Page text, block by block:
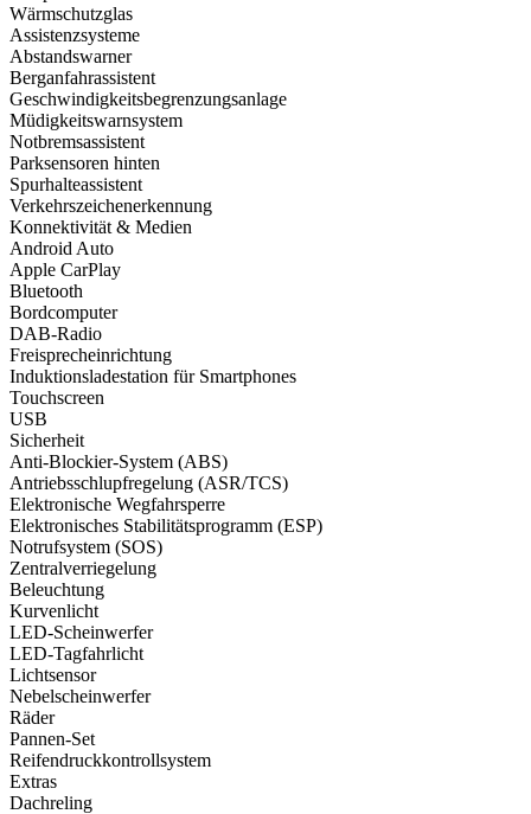
Wärmschutzglas
Assistenzsysteme
Abstandswarner
Berganfahrassistent
Geschwindigkeits­begrenzungsanlage
Müdigkeitswarnsystem
Notbremsassistent
Parksensoren hinten
Spurhalteassistent
Verkehrszeichenerkennung
Konnektivität & Medien
Android Auto
Apple CarPlay
Bluetooth
Bordcomputer
DAB-Radio
Freisprecheinrichtung
Induktionsladestation für Smartphones
Touchscreen
USB
Sicherheit
Anti-Blockier-System (ABS)
Antriebsschlupfregelung (ASR/TCS)
Elektronische Wegfahrsperre
Elektronisches Stabilitätsprogramm (ESP)
Notrufsystem (SOS)
Zentralverriegelung
Beleuchtung
Kurvenlicht
LED-Scheinwerfer
LED-Tagfahrlicht
Lichtsensor
Nebelscheinwerfer
Räder
Pannen-Set
Reifendruck­kontrollsystem
Extras
Dachreling